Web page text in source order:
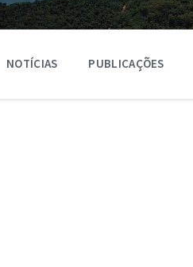
NOTÍCIAS PUBLICAÇÕES